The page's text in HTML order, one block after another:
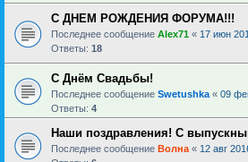
С ДНЕМ РОЖДЕНИЯ ФОРУМА!!!
Последнее сообщение Alex71 « 17 июн
Ответы: 18
С Днём Свадьбы!
Последнее сообщение Swetushka « 09
Ответы: 4
Наши поздравления! С
Последнее сообщение Волна « 12 авг